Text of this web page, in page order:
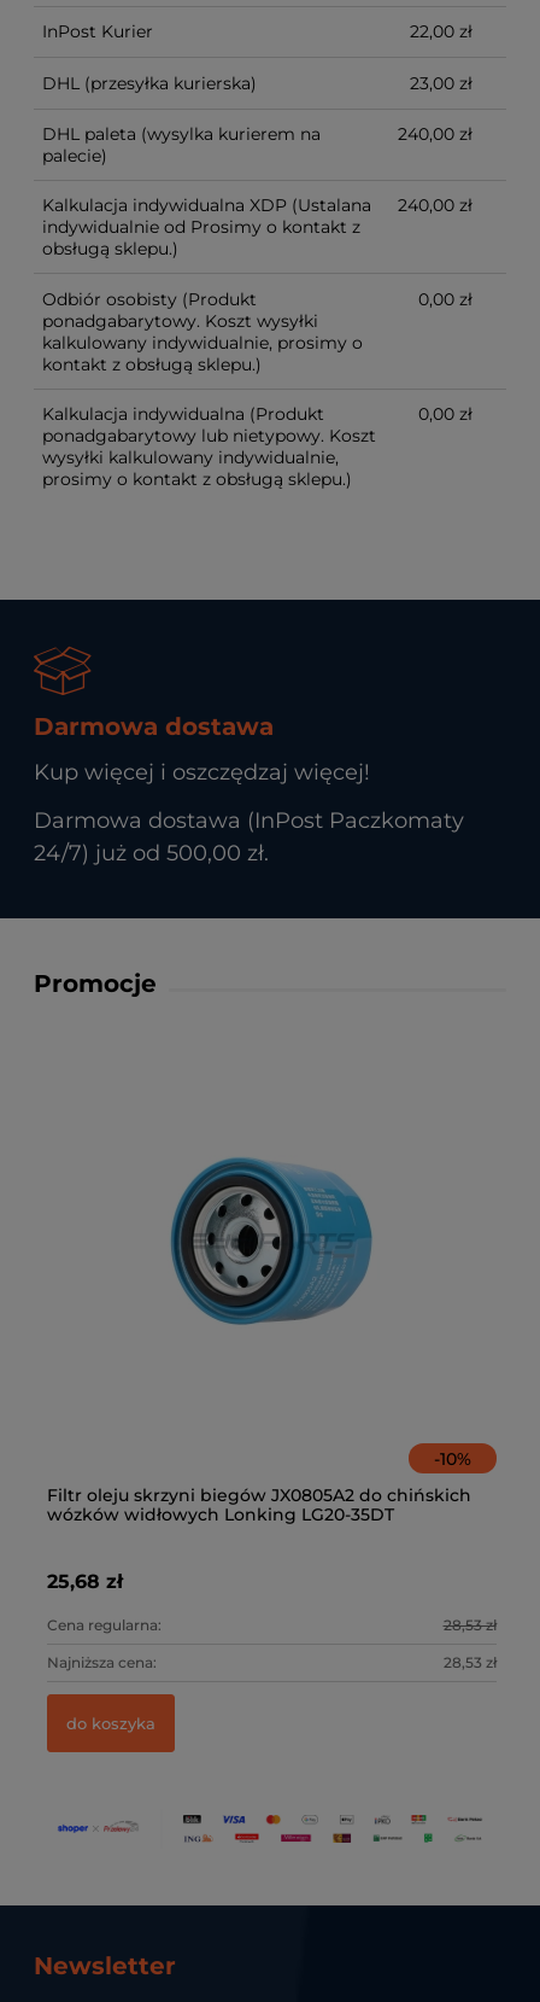
InPost Kurier 22,00 zł
DHL (przesyłka kurierska) 23,00 zł
DHL paleta (wysylka kurierem na
palecie)
240,00 zł
Kalkulacja indywidualna XDP (Ustalana
indywidualnie od Prosimy o kontakt z
obsługą sklepu.)
240,00 zł
Odbiór osobisty (Produkt
ponadgabarytowy. Koszt wysyłki
kalkulowany indywidualnie, prosimy o
kontakt z obsługą sklepu.)
0,00 zł
Kalkulacja indywidualna (Produkt
ponadgabarytowy lub nietypowy. Koszt
wysyłki kalkulowany indywidualnie,
prosimy o kontakt z obsługą sklepu.)
0,00 zł
Darmowa dostawa
Kup więcej i oszczędzaj więcej!
Darmowa dostawa (InPost Paczkomaty
24/7) już od 500,00 zł.
Promocje
-10%
Filtr oleju skrzyni biegów JX0805A2 do chińskich
wózków widłowych Lonking LG20-35DT
25,68 zł
Cena regularna: 28,53 zł
Najniższa cena: 28,53 zł
do koszyka
Newsletter